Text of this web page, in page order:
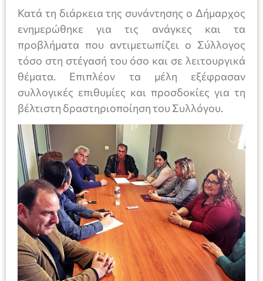
Κατά τη διάρκεια της συνάντησης ο Δήμαρχος
ενημερώθηκε για τις ανάγκες και τα
προβλήματα που αντιμετωπίζει ο Σύλλογος
τόσο στη στέγασή του όσο και σε λειτουργικά
θέματα. Επιπλέον τα μέλη εξέφρασαν
συλλογικές επιθυμίες και προσδοκίες για τη
βέλτιστη δραστηριοποίηση του Συλλόγου.